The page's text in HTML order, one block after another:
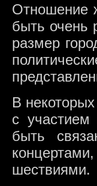
Отношение
быть очень
размер
В
с участием
быть
шествиями.